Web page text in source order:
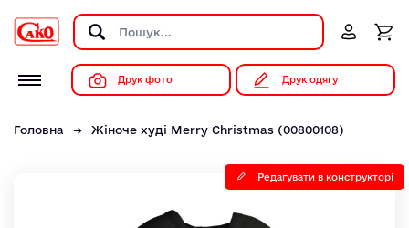
Друк фото Друк одягу
Головна Жіноче худі Merry Christmas (00800108)
Редагувати в конструкторі